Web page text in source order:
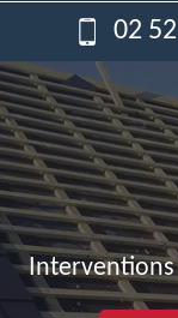
02
Interventions